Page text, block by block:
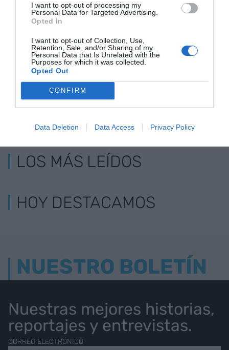
I want to opt-out of processing my
Personal Data for Targeted Advertising.
Opted In
I want to opt-out of Collection, Use,
Retention, Sale, and/or Sharing of my
Personal Data that Is Unrelated with the
Purposes for which it was collected.
Opted Out
CONFIRM
Data Deletion Data Access Privacy Policy
RELACIONADAS
LOS MÁS LEÍDOS
HOY DESTACAMOS
NUESTRO BOLETÍN
Nuestras mejores historias,
reportajes y entrevistas.
CORREO ELECTRÓNICO